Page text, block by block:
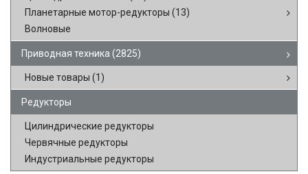
Планетарные мотор-редукторы (13)
Волновые
Приводная техника (2825)
Новые товары (1)
Редукторы
Цилиндрические редукторы
Червячные редукторы
Индустриальные редукторы